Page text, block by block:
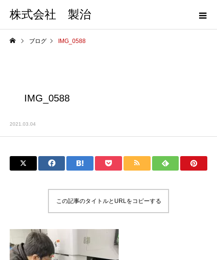
株式会社 製治
ブログ IMG_0588
IMG_0588
2021.03.04
この記事のタイトルとURLをコピーする